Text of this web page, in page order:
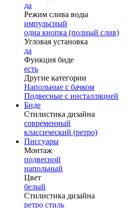
да
Режим слива воды
импульсный
одна кнопка (полный слив)
Угловая установка
да
Функция биде
есть
Другие категории
Напольные с бачком
Подвесные с инсталляцией
Биде
Стилистика дизайна
современный
классический (ретро)
Писсуары
Монтаж
подвесной
напольный
Цвет
белый
Стилистика дизайна
ретро стиль